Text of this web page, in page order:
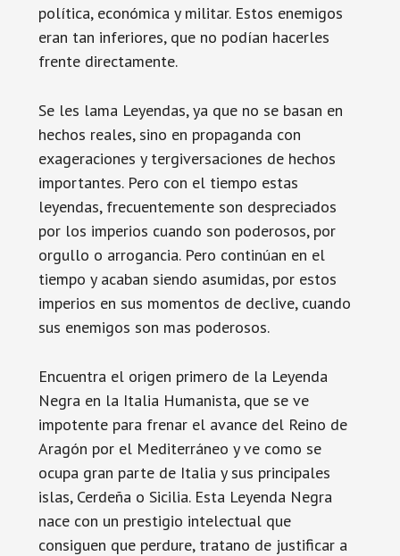
política, económica y militar. Estos enemigos
eran tan inferiores, que no podían hacerles
frente directamente.
Se les lama Leyendas, ya que no se basan en
hechos reales, sino en propaganda con
exageraciones y tergiversaciones de hechos
importantes. Pero con el tiempo estas
leyendas, frecuentemente son despreciados
por los imperios cuando son poderosos, por
orgullo o arrogancia. Pero continúan en el
tiempo y acaban siendo asumidas, por estos
imperios en sus momentos de declive, cuando
sus enemigos son mas poderosos.
Encuentra el origen primero de la Leyenda
Negra en la Italia Humanista, que se ve
impotente para frenar el avance del Reino de
Aragón por el Mediterráneo y ve como se
ocupa gran parte de Italia y sus principales
islas, Cerdeña o Sicilia. Esta Leyenda Negra
nace con un prestigio intelectual que
consiguen que perdure, tratano de justificar a